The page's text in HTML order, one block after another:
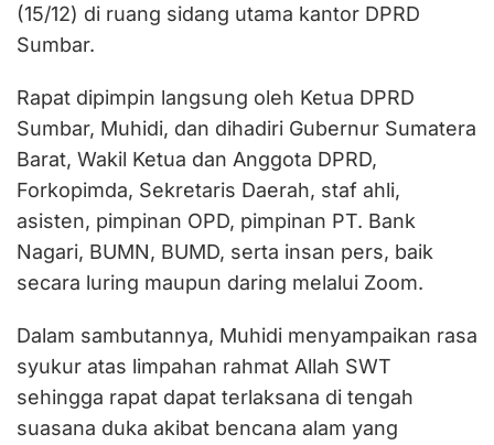
(15/12) di ruang sidang utama kantor DPRD
Sumbar.
Rapat dipimpin langsung oleh Ketua DPRD
Sumbar, Muhidi, dan dihadiri Gubernur Sumatera
Barat, Wakil Ketua dan Anggota DPRD,
Forkopimda, Sekretaris Daerah, staf ahli,
asisten, pimpinan OPD, pimpinan PT. Bank
Nagari, BUMN, BUMD, serta insan pers, baik
secara luring maupun daring melalui Zoom.
Dalam sambutannya, Muhidi menyampaikan rasa
syukur atas limpahan rahmat Allah SWT
sehingga rapat dapat terlaksana di tengah
suasana duka akibat bencana alam yang